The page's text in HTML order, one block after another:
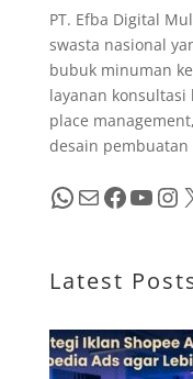
PT. Efba Digital
swasta nasional
bubuk minuman
layanan
place
desain pembuatan
WhatsApp Mail Facebook YouTube Instagram
Latest